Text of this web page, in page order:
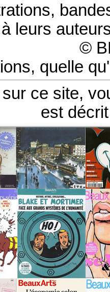
leurs
©
quelle
ce site,
est